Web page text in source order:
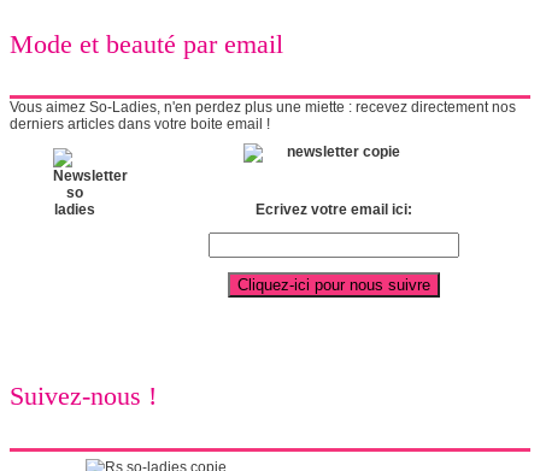
Mode et beauté par email
Vous aimez So-Ladies, n'en perdez plus une miette : recevez directement nos
derniers articles dans votre boite email !
Ecrivez votre email ici:
Suivez-nous !